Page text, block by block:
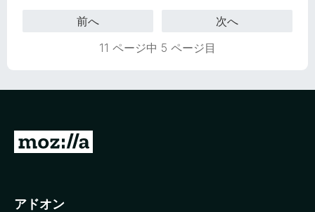
前へ
次へ
11 ページ中 5 ページ目
M
i
アドオン